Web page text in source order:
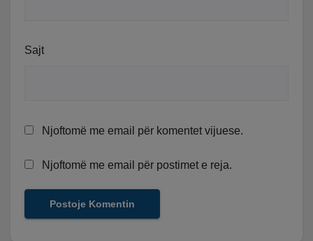
Sajt
Njoftomë me email për komentet vijuese.
Njoftomë me email për postimet e reja.